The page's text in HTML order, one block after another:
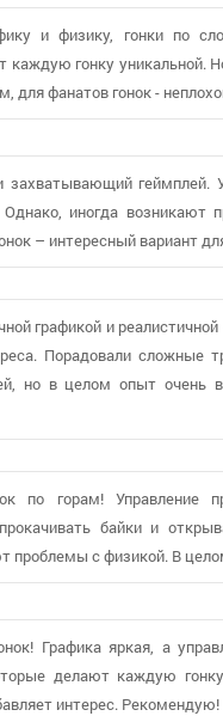
и физику, гонки по
каждую гонку уникальной.
для фанатов гонок -
захватывающий геймплей.
иногда возникают
– интересный вариант
графикой и
Порадовали сложные
но в целом опыт очень
по горам! Управление
байки и
проблемы с физикой. В
Графика яркая, а
делают каждую
интерес. Рекомендую!